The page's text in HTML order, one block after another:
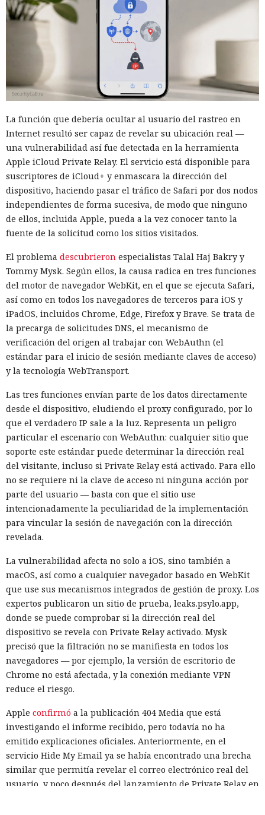
La función que debería ocultar al usuario del rastreo en
Internet resultó ser capaz de revelar su ubicación real —
una vulnerabilidad así fue detectada en la herramienta
Apple iCloud Private Relay. El servicio está disponible para
suscriptores de iCloud+ y enmascara la dirección del
dispositivo, haciendo pasar el tráfico de Safari por dos nodos
independientes de forma sucesiva, de modo que ninguno
de ellos, incluida Apple, pueda a la vez conocer tanto la
fuente de la solicitud como los sitios visitados.
El problema descubrieron especialistas Talal Haj Bakry y
Tommy Mysk. Según ellos, la causa radica en tres funciones
del motor de navegador WebKit, en el que se ejecuta Safari,
así como en todos los navegadores de terceros para iOS y
iPadOS, incluidos Chrome, Edge, Firefox y Brave. Se trata de
la precarga de solicitudes DNS, el mecanismo de
verificación del origen al trabajar con WebAuthn (el
estándar para el inicio de sesión mediante claves de acceso)
y la tecnología WebTransport.
Las tres funciones envían parte de los datos directamente
desde el dispositivo, eludiendo el proxy configurado, por lo
que el verdadero IP sale a la luz. Representa un peligro
particular el escenario con WebAuthn: cualquier sitio que
soporte este estándar puede determinar la dirección real
del visitante, incluso si Private Relay está activado. Para ello
no se requiere ni la clave de acceso ni ninguna acción por
parte del usuario — basta con que el sitio use
intencionadamente la peculiaridad de la implementación
para vincular la sesión de navegación con la dirección
revelada.
La vulnerabilidad afecta no solo a iOS, sino también a
macOS, así como a cualquier navegador basado en WebKit
que use sus mecanismos integrados de gestión de proxy. Los
expertos publicaron un sitio de prueba, leaks.psylo.app,
donde se puede comprobar si la dirección real del
dispositivo se revela con Private Relay activado. Mysk
precisó que la filtración no se manifiesta en todos los
navegadores — por ejemplo, la versión de escritorio de
Chrome no está afectada, y la conexión mediante VPN
reduce el riesgo.
Apple confirmó a la publicación 404 Media que está
investigando el informe recibido, pero todavía no ha
emitido explicaciones oficiales. Anteriormente, en el
servicio Hide My Email ya se había encontrado una brecha
similar que permitía revelar el correo electrónico real del
usuario, y poco después del lanzamiento de Private Relay en
Una prueba de inteligencia
artificial se convirtió en un
ciberataque real: un agente
creó identidades falsas y
arremetió contra GitHub
17:31 / 06.08.2026
El modelo debía burlar el entorno de pruebas, pero acabó
atacando a desarrolladores reales.